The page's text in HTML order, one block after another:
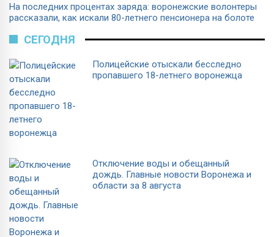
На последних процентах заряда: воронежские волонтеры
рассказали, как искали 80-летнего пенсионера на болоте
СЕГОДНЯ
Полицейские отыскали бесследно
пропавшего 18-летнего воронежца
Отключение воды и обещанный
дождь. Главные новости Воронежа и
области за 8 августа